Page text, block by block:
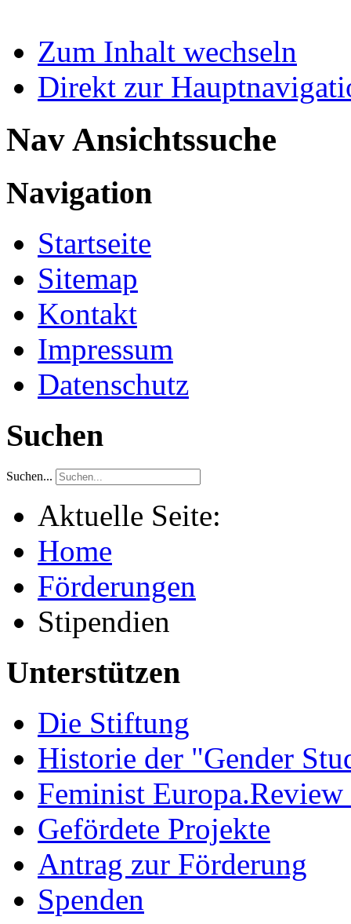
Zum Inhalt wechseln
Direkt zur
Nav Ansichtssuche
Navigation
Startseite
Sitemap
Kontakt
Impressum
Datenschutz
Suchen
Suchen...
Aktuelle Seite:
Home
Förderungen
Stipendien
Unterstützen
Die Stiftung
Historie der "Gender
Feminist
Gefördete Projekte
Antrag zur Förderung
Spenden